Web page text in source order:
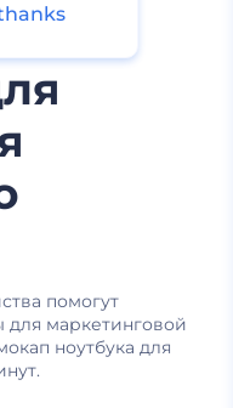
помогут
маркетинговой
ноутбука для